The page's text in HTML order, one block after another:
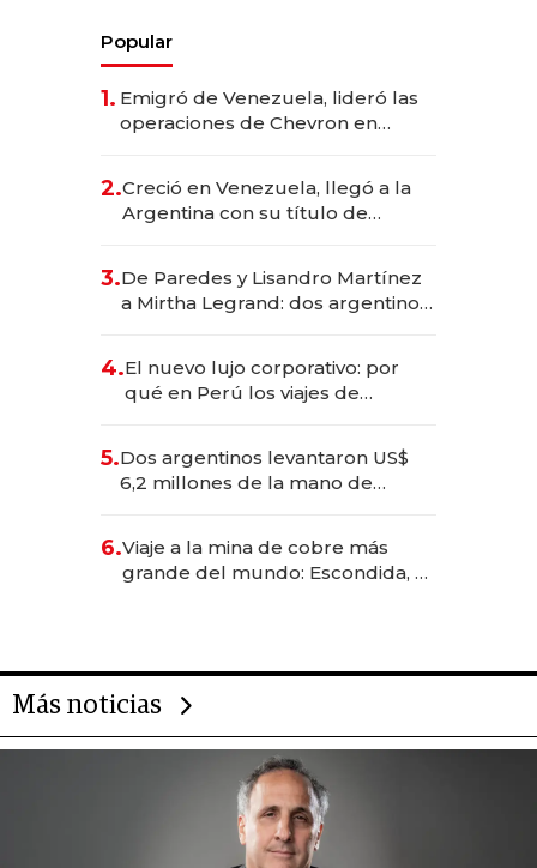
Popular
1. Emigró de Venezuela, lideró las
operaciones de Chevron en
2.Creció en Venezuela, llegó a la
Argentina con su título de
las marcas "fast premium"
3.De Paredes y Lisandro Martínez
a Mirtha Legrand: dos argentinos
4.El nuevo lujo corporativo: por
qué en Perú los viajes de
para convertirse en experiencias
transformadoras
5.Dos argentinos levantaron US$
6,2 millones de la mano de
6.Viaje a la mina de cobre más
grande del mundo: Escondida, el
Más noticias